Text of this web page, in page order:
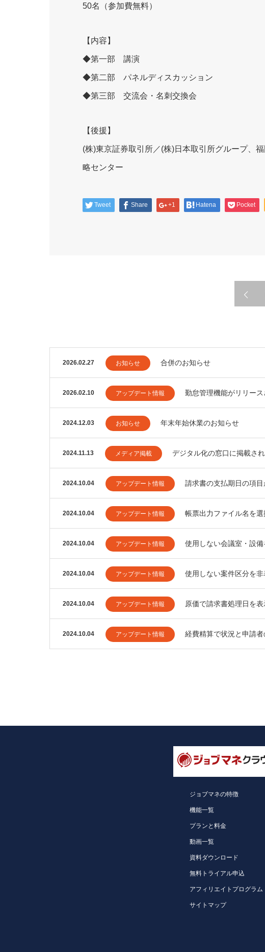
50名（参加費無料）
【内容】
◆第一部 講演
◆第二部 パネルディスカッション
◆第三部 交流会・名刺交換会
【後援】
(株)東京証券取引所／(株)日本取引所グループ、
略センター
Tweet Share +1 Hatena Pocket
2026.02.27 お知らせ 合併のお知らせ
2026.02.10 アップデート情報 勤怠管理機能がリリース
2024.12.03 お知らせ 年末年始休業のお知らせ
2024.11.13 メディア掲載 デジタル化の窓口に掲載さ
2024.10.04 アップデート情報 請求書の支払期日の項目
2024.10.04 アップデート情報 帳票出力ファイル名を選
2024.10.04 アップデート情報 使用しない会議室・設備
2024.10.04 アップデート情報 使用しない案件区分を非
2024.10.04 アップデート情報 原価で請求書処理日を
2024.10.04 アップデート情報 経費精算で状況と申請者
ジョブマネの特徴
機能一覧
プランと料金
動画一覧
資料ダウンロード
無料トライアル申込
アフィリエイトプログラム
サイトマップ